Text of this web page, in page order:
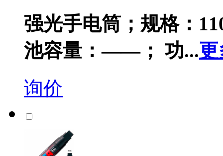
强光手电筒；规格：
池容量：——； 功...
询价